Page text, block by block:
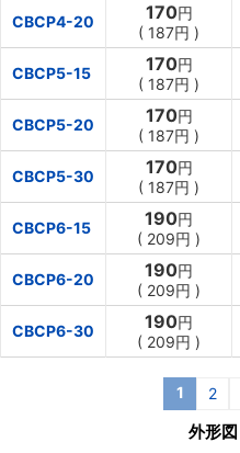
CBCP4-20 170円
( 187円 )
CBCP5-15 170円
( 187円 )
CBCP5-20 170円
( 187円 )
CBCP5-30 170円
( 187円 )
CBCP6-15 190円
( 209円 )
CBCP6-20 190円
( 209円 )
CBCP6-30 190円
( 209円 )
1 2
外形